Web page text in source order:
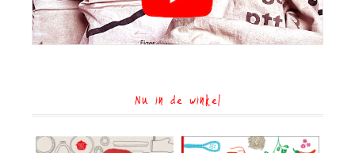
Nu in de winkel